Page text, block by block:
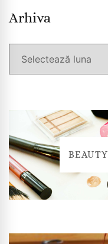
Arhiva
BEAUTY